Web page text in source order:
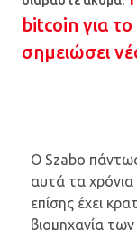
bitcoin για
σημειώσει
O Szabo
αυτά τα χρόνια
επίσης έχει
βιομηχανία